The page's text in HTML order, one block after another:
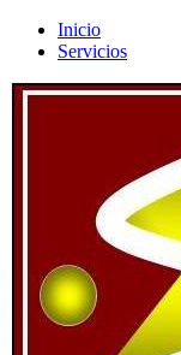
Inicio
Servicios